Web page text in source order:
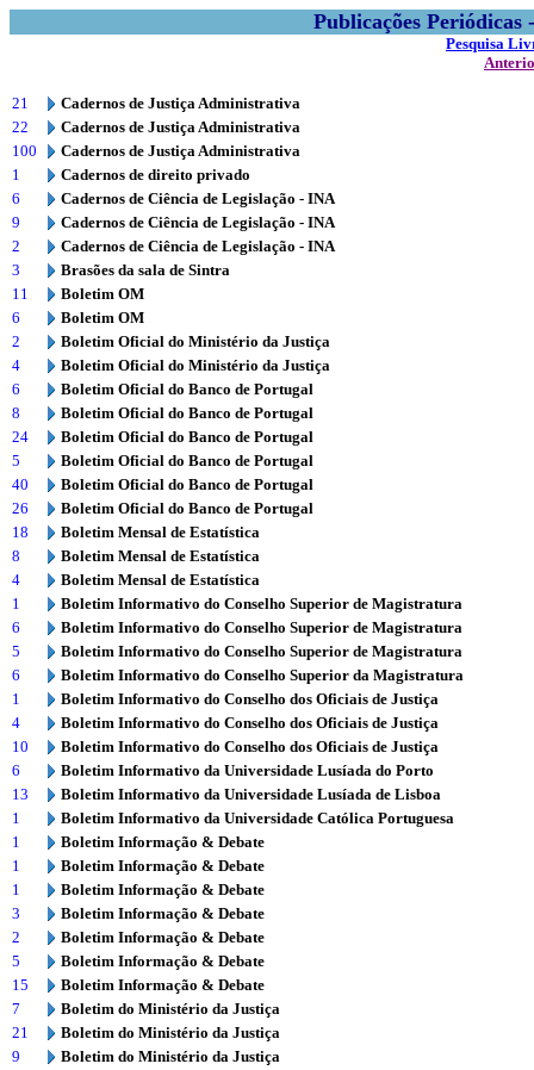
Publicações
Pesquisa
21
Cadernos de Justiça Administrativa
22
Cadernos de Justiça Administrativa
100
Cadernos de Justiça Administrativa
1
Cadernos de direito privado
6
Cadernos de Ciência de Legislação - INA
9
Cadernos de Ciência de Legislação - INA
2
Cadernos de Ciência de Legislação - INA
3
Brasões da sala de Sintra
11
Boletim OM
6
Boletim OM
2
Boletim Oficial do Ministério da Justiça
4
Boletim Oficial do Ministério da Justiça
6
Boletim Oficial do Banco de Portugal
8
Boletim Oficial do Banco de Portugal
24
Boletim Oficial do Banco de Portugal
5
Boletim Oficial do Banco de Portugal
40
Boletim Oficial do Banco de Portugal
26
Boletim Oficial do Banco de Portugal
18
Boletim Mensal de Estatística
8
Boletim Mensal de Estatística
4
Boletim Mensal de Estatística
1
Boletim Informativo do Conselho Superior de Magistratura
6
Boletim Informativo do Conselho Superior de Magistratura
5
Boletim Informativo do Conselho Superior de Magistratura
6
Boletim Informativo do Conselho Superior da Magistratura
1
Boletim Informativo do Conselho dos Oficiais de Justiça
4
Boletim Informativo do Conselho dos Oficiais de Justiça
10
Boletim Informativo do Conselho dos Oficiais de Justiça
6
Boletim Informativo da Universidade Lusíada do Porto
13
Boletim Informativo da Universidade Lusíada de Lisboa
1
Boletim Informativo da Universidade Católica Portuguesa
1
Boletim Informação & Debate
1
Boletim Informação & Debate
1
Boletim Informação & Debate
3
Boletim Informação & Debate
2
Boletim Informação & Debate
5
Boletim Informação & Debate
15
Boletim Informação & Debate
7
Boletim do Ministério da Justiça
21
Boletim do Ministério da Justiça
9
Boletim do Ministério da Justiça